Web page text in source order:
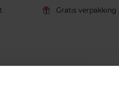
Gratis verpakking